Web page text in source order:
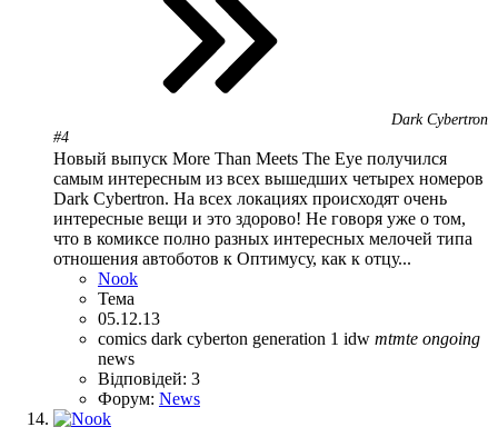
Dark Cybertron
#4
Новый выпуск More Than Meets The Eye получился
самым интересным из всех вышедших четырех номеров
Dark Cybertron. На всех локациях происходят очень
интересные вещи и это здорово! Не говоря уже о том,
что в комиксе полно разных интересных мелочей типа
отношения автоботов к Оптимусу, как к отцу...
Nook
Тема
05.12.13
comics dark cyberton generation 1 idw mtmte ongoing
news
Відповідей: 3
Форум: News